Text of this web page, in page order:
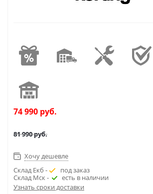
74 990 руб.
81 990руб.
Хочу дешевле
Склад Екб -
под заказ
Склад Мск -
есть в наличии
Узнать сроки доставки